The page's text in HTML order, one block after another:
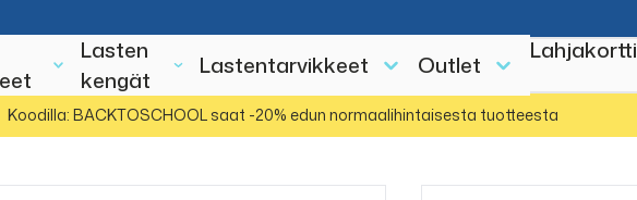
Lasten
kengät
Lastentarvikkeet Outlet
Lahjakortti
Koodilla: BACKTOSCHOOL saat -20% edun normaalihintaisesta tuotteesta